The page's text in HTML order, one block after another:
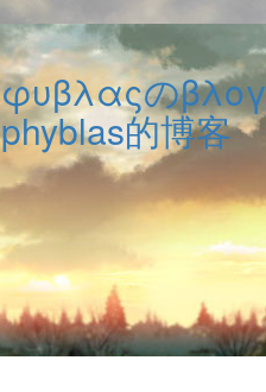
φυβλαςのβλογ
phyblas的博客